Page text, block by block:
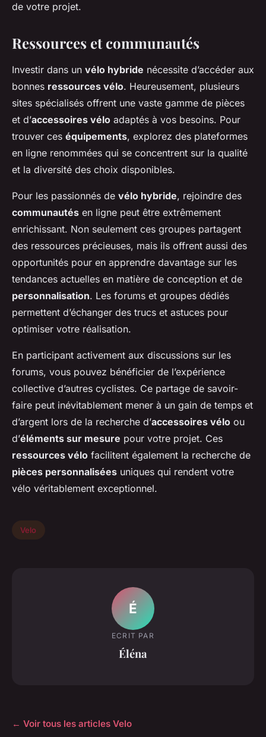
de votre projet.
Ressources et communautés
Investir dans un vélo hybride nécessite d’accéder aux
bonnes ressources vélo. Heureusement, plusieurs
sites spécialisés offrent une vaste gamme de pièces
et d’accessoires vélo adaptés à vos besoins. Pour
trouver ces équipements, explorez des plateformes
en ligne renommées qui se concentrent sur la qualité
et la diversité des choix disponibles.
Pour les passionnés de vélo hybride, rejoindre des
communautés en ligne peut être extrêmement
enrichissant. Non seulement ces groupes partagent
des ressources précieuses, mais ils offrent aussi des
opportunités pour en apprendre davantage sur les
tendances actuelles en matière de conception et de
personnalisation. Les forums et groupes dédiés
permettent d’échanger des trucs et astuces pour
optimiser votre réalisation.
En participant activement aux discussions sur les
forums, vous pouvez bénéficier de l’expérience
collective d’autres cyclistes. Ce partage de savoir-
faire peut inévitablement mener à un gain de temps et
d’argent lors de la recherche d’accessoires vélo ou
d’éléments sur mesure pour votre projet. Ces
ressources vélo facilitent également la recherche de
pièces personnalisées uniques qui rendent votre
vélo véritablement exceptionnel.
Velo
É
ECRIT PAR
Éléna
← Voir tous les articles Velo